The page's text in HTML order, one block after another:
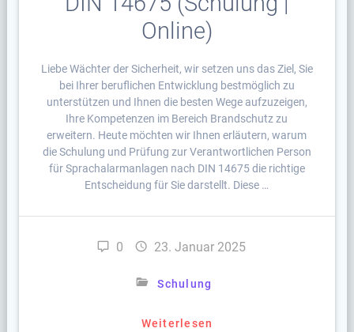
Online)
Liebe Wächter der Sicherheit, wir setzen uns das Ziel, Sie
bei Ihrer beruflichen Entwicklung bestmöglich zu
unterstützen und Ihnen die besten Wege aufzuzeigen,
Ihre Kompetenzen im Bereich Brandschutz zu
erweitern. Heute möchten wir Ihnen erläutern, warum
die Schulung und Prüfung zur Verantwortlichen Person
für Sprachalarmanlagen nach DIN 14675 die richtige
Entscheidung für Sie darstellt. Diese …
0 23. Januar 2025
Schulung
Weiterlesen